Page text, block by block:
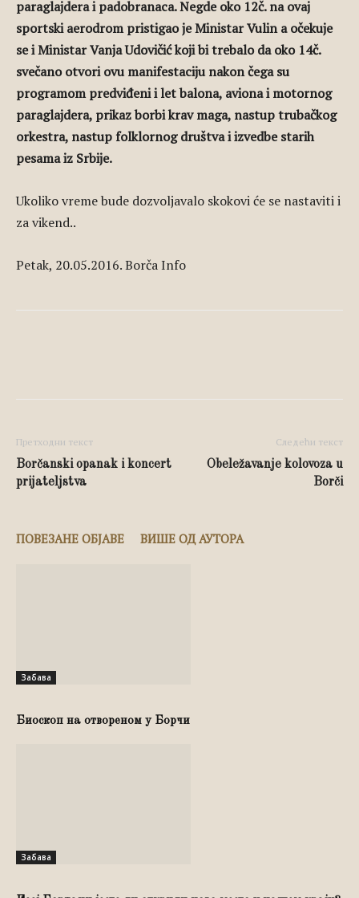
paraglajdera i padobranaca. Negde oko 12č. na ovaj
sportski aerodrom pristigao je Ministar Vulin a očekuje
se i Ministar Vanja Udovičić koji bi trebalo da oko 14č.
svečano otvori ovu manifestaciju nakon čega su
programom predviđeni i let balona, aviona i motornog
paraglajdera, prikaz borbi krav maga, nastup trubačkog
orkestra, nastup folklornog društva i izvedbe starih
pesama iz Srbije.
Ukoliko vreme bude dozvoljavalo skokovi će se nastaviti i
za vikend..
Petak, 20.05.2016. Borča Info
Претходни текст
Borčanski opanak i koncert
prijateljstva
Следећи текст
Obeležavanje kolovoza u
Borči
ПОВЕЗАНЕ ОБЈАВЕ ВИШЕ ОД АУТОРА
Забава
Биоскоп на отвореном у Борчи
Забава